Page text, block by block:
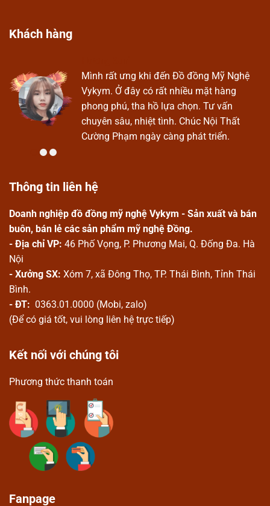
Khách hàng
Mình rất ưng khi đến Đồ đồng Mỹ Nghệ
Vykym. Ở đây có rất nhiều mặt hàng
phong phú, tha hồ lựa chọn. Tư vấn
chuyên sâu, nhiệt tình. Chúc Nội Thất
Cường Phạm ngày càng phát triển.
Thông tin liên hệ
Doanh nghiệp đồ đồng mỹ nghệ Vykym - Sản xuất và bán
buôn, bán lẻ các sản phẩm mỹ nghệ Đồng.
- Địa chỉ VP: 46 Phố Vọng, P. Phương Mai, Q. Đống Đa. Hà
Nội
- Xưởng SX: Xóm 7, xã Đông Thọ, TP. Thái Bình, Tỉnh Thái
Bình.
- ĐT: 0363.01.0000 (Mobi, zalo)
(Để có giá tốt, vui lòng liên hệ trực tiếp)
Kết nối với chúng tôi
Phương thức thanh toán
Fanpage